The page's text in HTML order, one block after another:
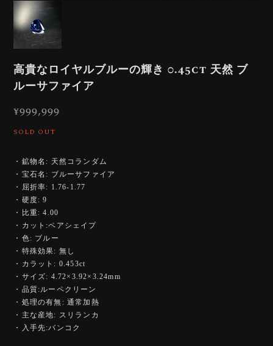
高貴なロイヤルブルーの輝き 0.45ct 天然 ブ
ルーサファイア
¥999,999
SOLD OUT
・鉱物名: 天然コランダム
・宝石名: ブルーサファイア
・屈折率: 1.76-1.77
・硬度: 9
・比重: 4.00
・カット:ペアシェイプ
・色: ブルー
・特殊効果: 無し
・カラット: 0.453ct
・サイズ: 4.72×3.92×3.24mm
・品質:ルーペクリーン
・処理の有無: 通常加熱
・主な産地: スリランカ
・入手先:バンコク